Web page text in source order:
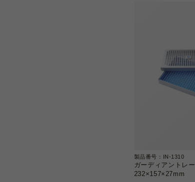
製品番号：IN-1310
ガーディアントレー
232×157×27mm